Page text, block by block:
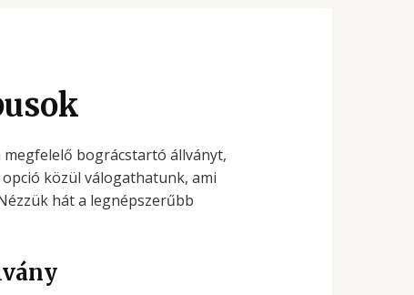
bográcstartó állványt,
közül válogathatunk, ami
hát a legnépszerűbb